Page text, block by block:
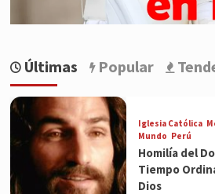
Últimas Popular
Iglesia Católica
Mundo Perú
Homilía del
Tiempo
Dios